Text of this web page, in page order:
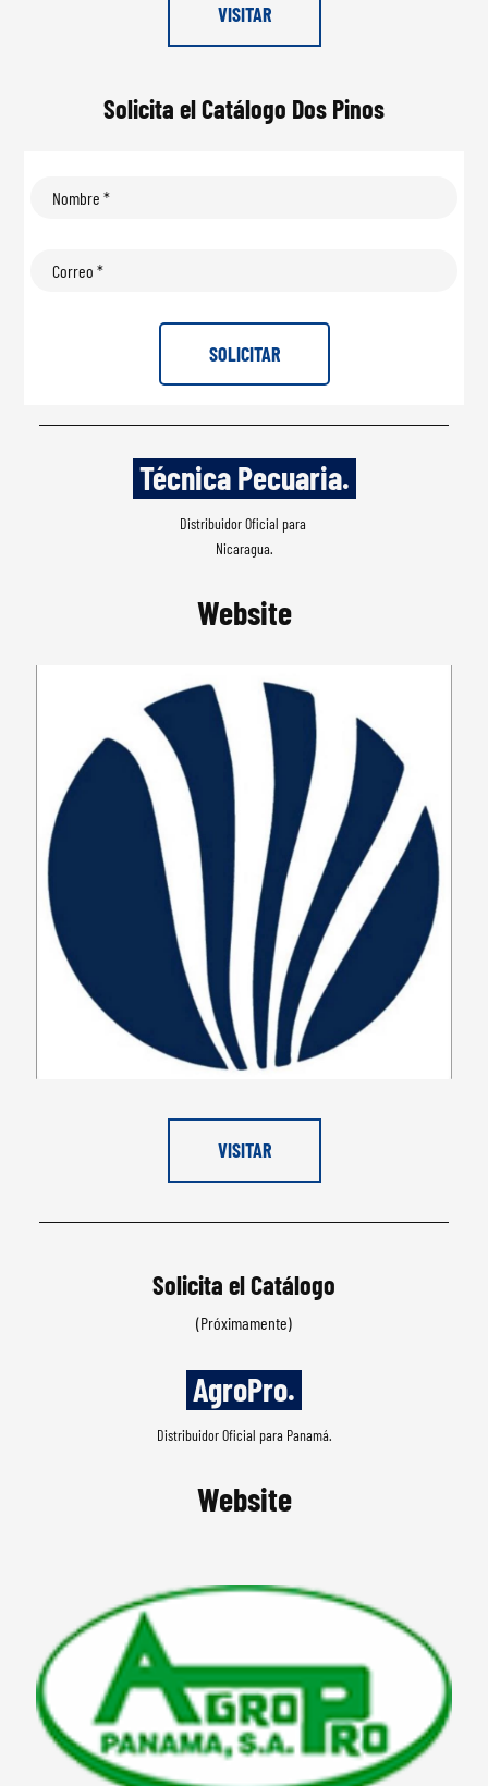
VISITAR
Solicita el Catálogo Dos Pinos
SOLICITAR
Técnica Pecuaria.
Distribuidor Oficial para
Nicaragua.
Website
VISITAR
Solicita el Catálogo
(Próximamente)
AgroPro.
Distribuidor Oficial para Panamá.
Website